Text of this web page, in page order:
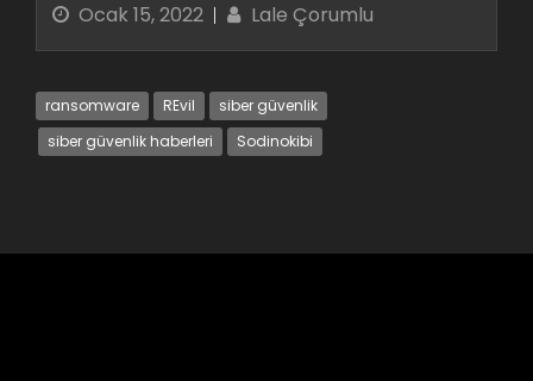
Ocak 15, 2022 Lale Çorumlu
ransomware REvil
siber güvenlik
siber güvenlik haberleri
Sodinokibi